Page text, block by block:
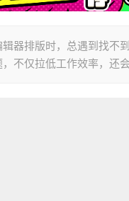
器排版时，总遇到找不
不仅拉低工作效率，还